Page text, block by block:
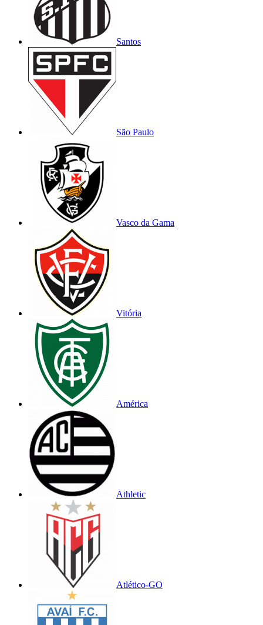
Santos
São Paulo
Vasco da Gama
Vitória
América
Athletic
Atlético-GO